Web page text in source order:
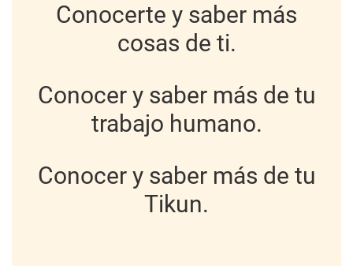
Conocerte y saber más
cosas de ti.
Conocer y saber más de tu
trabajo humano.
Conocer y saber más de tu
Tikun.